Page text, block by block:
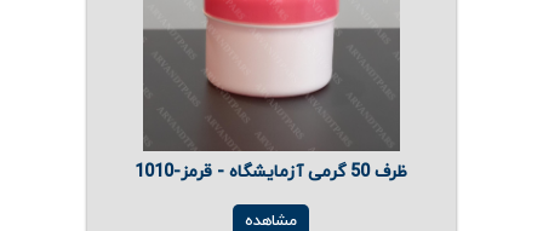
ظرف 50 گرمی آزمایشگاه - قرمز-1010
مشاهده